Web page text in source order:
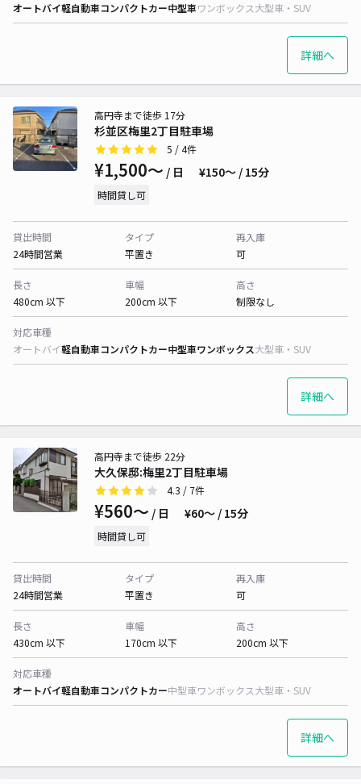
オートバイ軽自動車コンパクトカー中型車ワンボックス大型車・SUV
詳細へ
杉並区梅里2丁目駐車場
高円寺まで徒歩 17分
5 / 4件
¥1,500〜 / 日 ¥150〜 / 15分
時間貸し可
貸出時間
24時間営業
タイプ
平置き
再入庫
可
長さ
480cm 以下
車幅
200cm 以下
高さ
制限なし
対応車種
オートバイ軽自動車コンパクトカー中型車ワンボックス大型車・SUV
詳細へ
大久保邸:梅里2丁目駐車場
高円寺まで徒歩 22分
4.3 / 7件
¥560〜 / 日 ¥60〜 / 15分
時間貸し可
貸出時間
24時間営業
タイプ
平置き
再入庫
可
長さ
430cm 以下
車幅
170cm 以下
高さ
200cm 以下
対応車種
オートバイ軽自動車コンパクトカー中型車ワンボックス大型車・SUV
詳細へ